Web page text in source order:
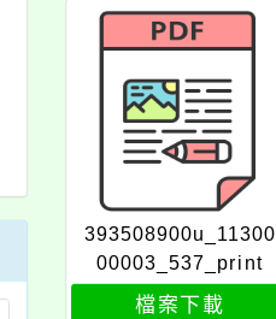
393508900u_11300
00003_537_print
檔案下載